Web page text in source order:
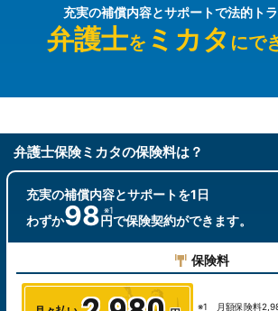
充実の補償内容とサポートで法的ト
弁護士を ミカタ にで
弁護士保険ミカタの保険料は？
充実の補償内容とサポートを1日
わずか98円で保険契約ができます。
保険料
※1 月額保険料